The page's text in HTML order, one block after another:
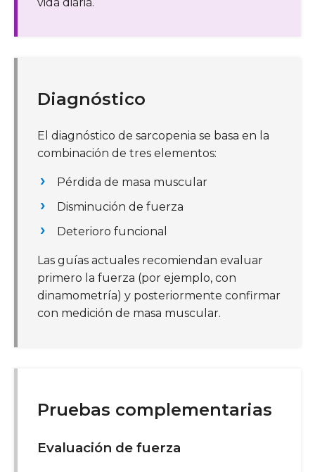
Diagnóstico
El diagnóstico de sarcopenia se basa en la
combinación de tres elementos:
Pérdida de masa muscular
Disminución de fuerza
Deterioro funcional
Las guías actuales recomiendan evaluar
primero la fuerza (por ejemplo, con
dinamometría) y posteriormente confirmar
con medición de masa muscular.
Pruebas complementarias
Evaluación de fuerza